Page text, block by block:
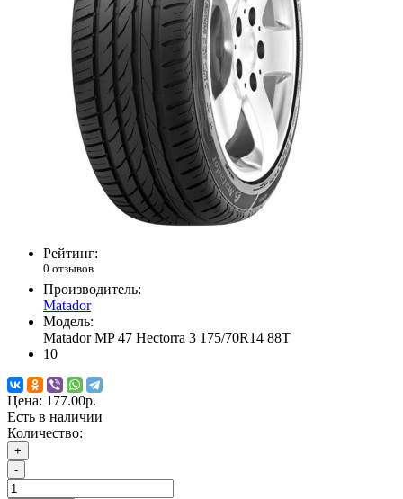
Рейтинг:
0 отзывов
Производитель:
Matador
Модель:
Matador MP 47 Hectorra 3 175/70R14 88T
10
Цена: 177.00р.
Есть в наличии
Количество:
+
-